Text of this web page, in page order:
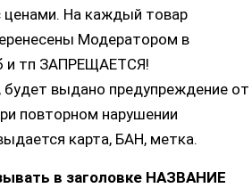
ценами. На каждый товар
Модератором в
и тп ЗАПРЕЩАЕТСЯ!
выдано предупреждение от
повторном нарушении
карта, БАН, метка.
в заголовке НАЗВАНИЕ